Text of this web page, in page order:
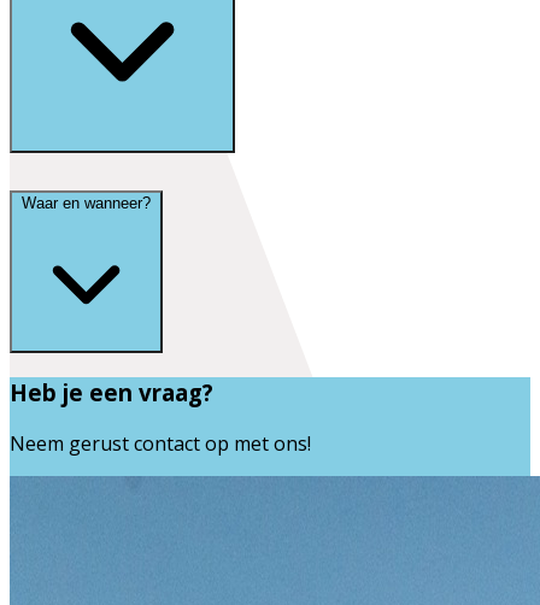
Waar en wanneer?
Heb je een vraag?
Neem gerust contact op met ons!